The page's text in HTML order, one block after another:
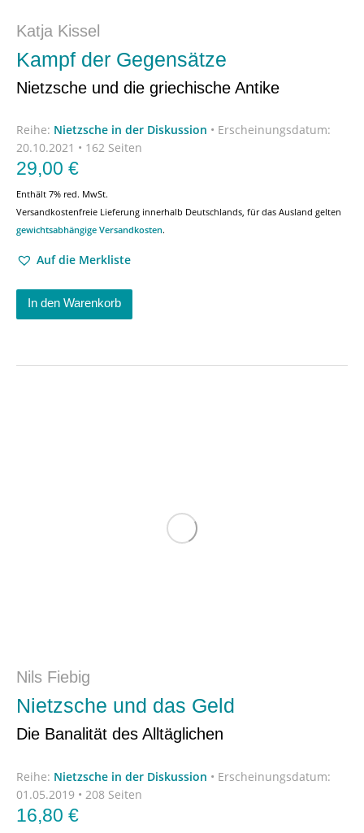
Katja Kissel
Kampf der Gegensätze
Nietzsche und die griechische Antike
Reihe: Nietzsche in der Diskussion • Erscheinungsdatum:
20.10.2021 • 162 Seiten
29,00 €
Enthält 7% red. MwSt.
Versandkostenfreie Lieferung innerhalb Deutschlands, für das Ausland gelten
gewichtsabhängige Versandkosten.
Auf die Merkliste
In den Warenkorb
Nils Fiebig
Nietzsche und das Geld
Die Banalität des Alltäglichen
Reihe: Nietzsche in der Diskussion • Erscheinungsdatum:
01.05.2019 • 208 Seiten
16,80 €